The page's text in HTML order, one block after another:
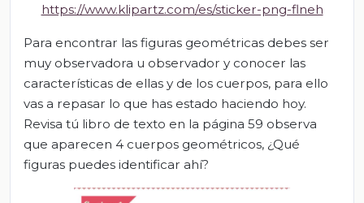
https://www.klipartz.com/es/sticker-png-flneh
Para encontrar las figuras geométricas debes ser
muy observadora u observador y conocer las
características de ellas y de los cuerpos, para ello
vas a repasar lo que has estado haciendo hoy.
Revisa tú libro de texto en la página 59 observa
que aparecen 4 cuerpos geométricos, ¿Qué
figuras puedes identificar ahí?